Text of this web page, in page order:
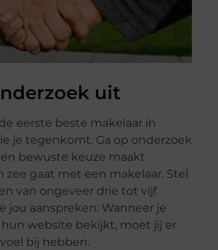
uit
eerste beste makelaar in
je tegenkomt. Ga op onderzoek
bewuste keuze maakt
zee gaat met een makelaar. Stel
van ongeveer drie tot vijf
jou aanspreken. Wanneer je
website bekijkt, moet jij er
bij hebben.